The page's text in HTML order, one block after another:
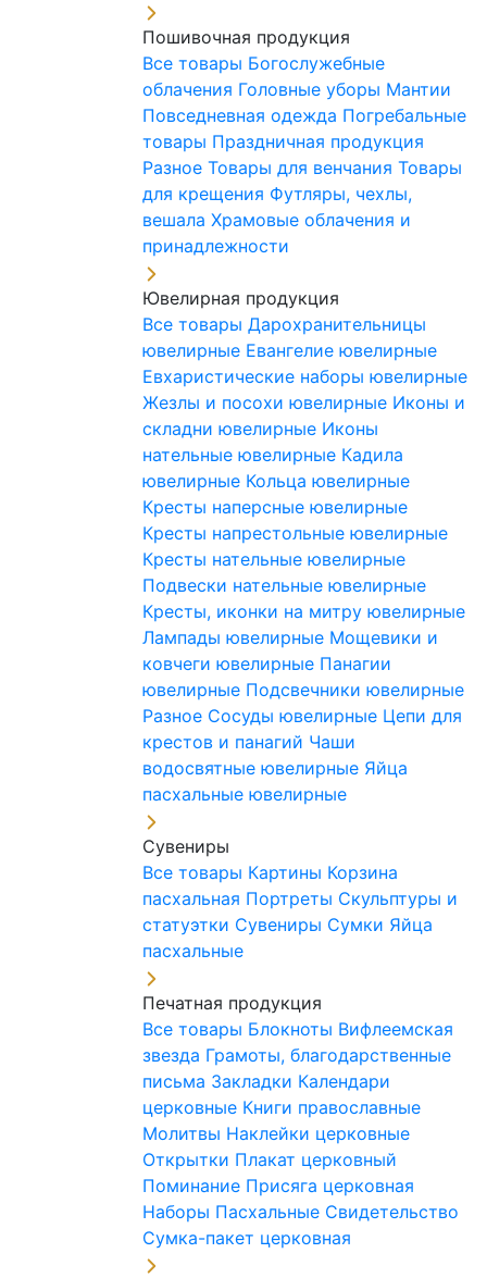
Пошивочная продукция
Все товары Богослужебные
облачения Головные уборы Мантии
Повседневная одежда Погребальные
товары Праздничная продукция
Разное Товары для венчания Товары
для крещения Футляры, чехлы,
вешала Храмовые облачения и
принадлежности
Ювелирная продукция
Все товары Дарохранительницы
ювелирные Евангелие ювелирные
Евхаристические наборы ювелирные
Жезлы и посохи ювелирные Иконы и
складни ювелирные Иконы
нательные ювелирные Кадила
ювелирные Кольца ювелирные
Кресты наперсные ювелирные
Кресты напрестольные ювелирные
Кресты нательные ювелирные
Подвески нательные ювелирные
Кресты, иконки на митру ювелирные
Лампады ювелирные Мощевики и
ковчеги ювелирные Панагии
ювелирные Подсвечники ювелирные
Разное Сосуды ювелирные Цепи для
крестов и панагий Чаши
водосвятные ювелирные Яйца
пасхальные ювелирные
Сувениры
Все товары Картины Корзина
пасхальная Портреты Скульптуры и
статуэтки Сувениры Сумки Яйца
пасхальные
Печатная продукция
Все товары Блокноты Вифлеемская
звезда Грамоты, благодарственные
письма Закладки Календари
церковные Книги православные
Молитвы Наклейки церковные
Открытки Плакат церковный
Поминание Присяга церковная
Наборы Пасхальные Свидетельство
Сумка-пакет церковная